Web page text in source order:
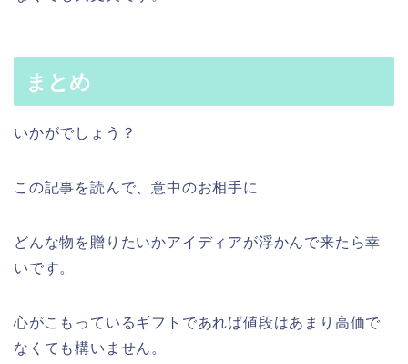
まとめ
いかがでしょう？
この記事を読んで、意中のお相手に
どんな物を贈りたいかアイディアが浮かんで来たら幸
いです。
心がこもっているギフトであれば値段はあまり高価で
なくても構いません。